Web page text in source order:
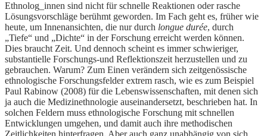
Ethnolog_innen sind nicht für schnelle Reaktionen oder rasche
Lösungsvorschläge berühmt geworden. Im Fach geht es, früher wie
heute, um Innenansichten, die nur durch longue durée, durch
„Tiefe“ und „Dichte“ in der Forschung erreicht werden können.
Dies braucht Zeit. Und dennoch scheint es immer schwieriger,
substantielle Forschungs-und Reflektionszeit herzustellen und zu
gebrauchen. Warum? Zum Einen verändern sich zeitgenössische
ethnologische Forschungsfelder extrem rasch, wie es zum Beispiel
Paul Rabinow (2008) für die Lebenswissenschaften, mit denen sich
ja auch die Medizinethnologie auseinandersetzt, beschrieben hat. In
solchen Feldern muss ethnologische Forschung mit schnellen
Entwicklungen umgehen, und damit auch ihre methodischen
Zeitlichkeiten hinterfragen. Aber auch ganz unabhängig von sich